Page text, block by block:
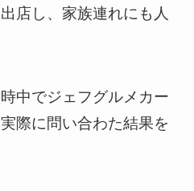
店し、家族連れにも人
中でジェフグルメカー
際に問い合わた結果を